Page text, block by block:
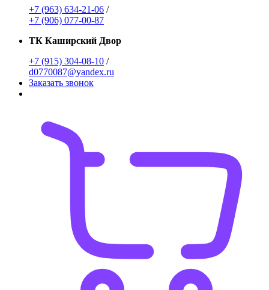
+7 (963) 634-21-06 /
+7 (906) 077-00-87
ТК Каширский Двор
+7 (915) 304-08-10 /
d0770087@yandex.ru
Заказать звонок